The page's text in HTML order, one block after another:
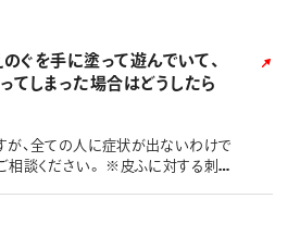
ぐを手に塗って遊んでいて、
てしまった場合はどうしたら
が、全ての人に症状が出ないわけで
相談ください。 ※皮ふに対する刺激